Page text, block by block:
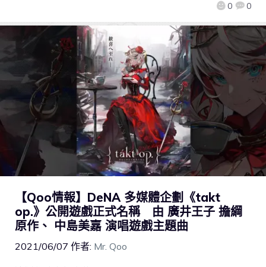
0 0
【Qoo情報】DeNA 多媒體企劃《takt
op.》公開遊戲正式名稱 由 廣井王子 擔綱
原作、 中島美嘉 演唱遊戲主題曲
2021/06/07 作者: Mr. Qoo